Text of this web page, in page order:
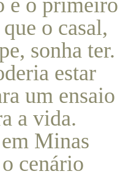
é o primeiro
o casal,
sonha ter.
estar
um ensaio
a vida.
Minas
cenário